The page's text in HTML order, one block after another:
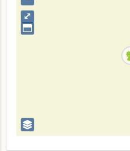
⤢